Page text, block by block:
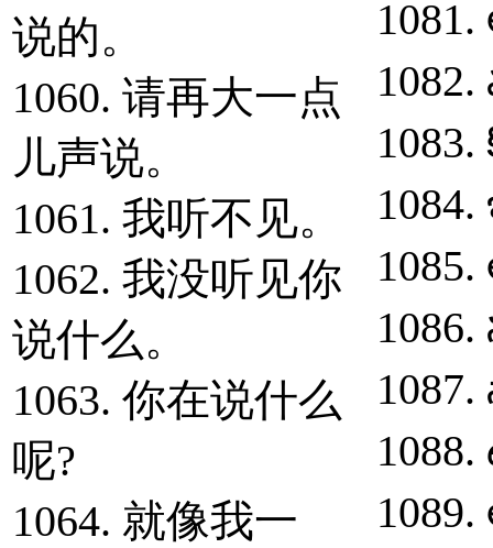
说的。
1060. 请再大一点
儿声说。
1061. 我听不见。
1062. 我没听见你
说什么。
1063. 你在说什么
呢?
1064. 就像我一